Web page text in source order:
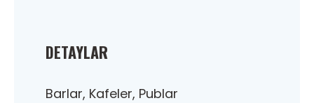
DETAYLAR
Barlar, Kafeler, Publar